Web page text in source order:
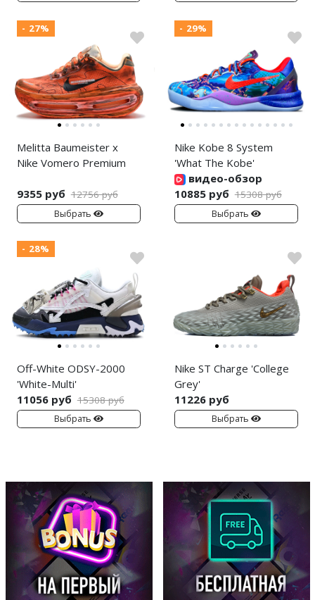
- 27%
Melitta Baumeister x
Nike Vomero Premium
9355 руб 12756 руб
Выбрать
- 29%
Nike Kobe 8 System
'What The Kobe'
видео-обзор
10885 руб 15308 руб
Выбрать
- 28%
Off-White ODSY-2000
'White-Multi'
11056 руб 15308 руб
Выбрать
Nike ST Charge 'College
Grey'
11226 руб
Выбрать